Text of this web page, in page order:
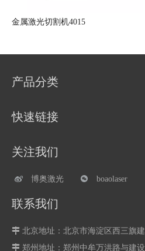
金属激光切割机4015
产品分类
快速链接
关注我们
博奥激光 boaolaser
联系我们
 北京地址：北京市海淀区西三旗
 郑州地址： 郑州中牟万洪路与建